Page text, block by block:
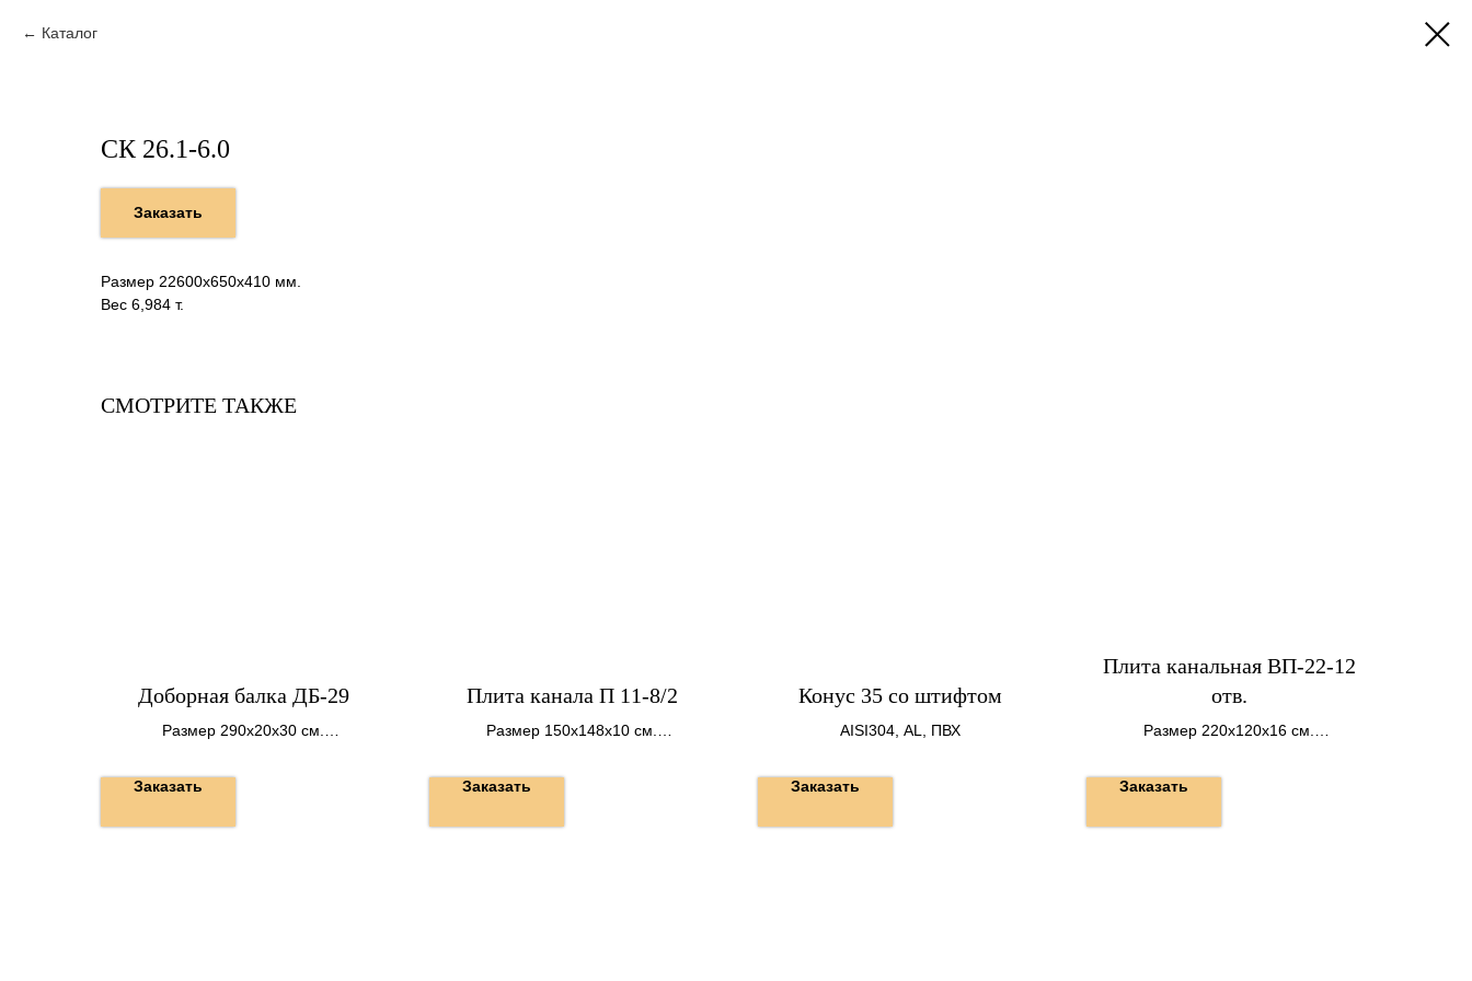
Каталог
СК 26.1-6.0
Заказать
Размер 22600х650х410 мм.
Вес 6,984 т.
СМОТРИТЕ ТАКЖЕ
Доборная балка ДБ-29
Размер 290х20х30 см.
Заказать
Плита канала П 11-8/2
Размер 150х148х10 см.
Заказать
Конус 35 со штифтом
AISI304, AL, ПВХ
Заказать
Плита канальная ВП-22-12
отв.
Размер 220х120х16 см.
Заказать